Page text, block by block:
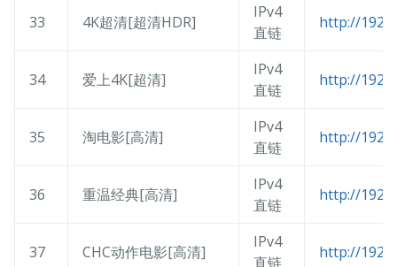
33 4K超清[超清HDR]
IPv4
直链
http://
34 爱上4K[超清]
IPv4
直链
http://
35 淘电影[高清]
IPv4
直链
http://
36 重温经典[高清]
IPv4
直链
http://
37 CHC动作电影[高清]
IPv4
直链
http://